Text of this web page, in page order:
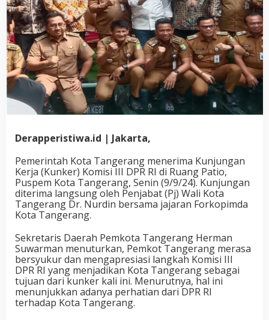
Derapperistiwa.id | Jakarta,
Pemerintah Kota Tangerang menerima Kunjungan
Kerja (Kunker) Komisi III DPR RI di Ruang Patio,
Puspem Kota Tangerang, Senin (9/9/24). Kunjungan
diterima langsung oleh Penjabat (Pj) Wali Kota
Tangerang Dr. Nurdin bersama jajaran Forkopimda
Kota Tangerang.
Sekretaris Daerah Pemkota Tangerang Herman
Suwarman menuturkan, Pemkot Tangerang merasa
bersyukur dan mengapresiasi langkah Komisi III
DPR RI yang menjadikan Kota Tangerang sebagai
tujuan dari kunker kali ini. Menurutnya, hal ini
menunjukkan adanya perhatian dari DPR RI
terhadap Kota Tangerang.